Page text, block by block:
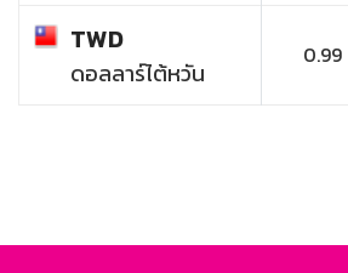
TWD
ดอลลาร์ไต้หวัน
0.99